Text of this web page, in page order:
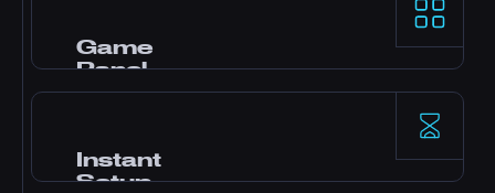
voor veeleisende game servers.
Game
Panel
en real-time monitoring.
Instant
Setup